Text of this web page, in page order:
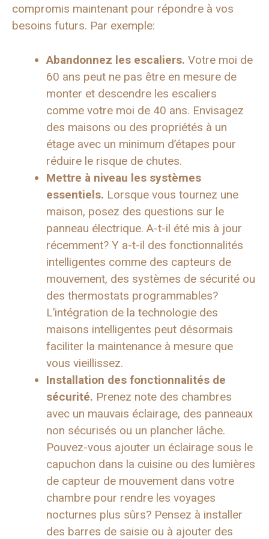
compromis maintenant pour répondre à vos
besoins futurs. Par exemple:
Abandonnez les escaliers. Votre moi de
60 ans peut ne pas être en mesure de
monter et descendre les escaliers
comme votre moi de 40 ans. Envisagez
des maisons ou des propriétés à un
étage avec un minimum d’étapes pour
réduire le risque de chutes.
Mettre à niveau les systèmes
essentiels. Lorsque vous tournez une
maison, posez des questions sur le
panneau électrique. A-t-il été mis à jour
récemment? Y a-t-il des fonctionnalités
intelligentes comme des capteurs de
mouvement, des systèmes de sécurité ou
des thermostats programmables?
L’intégration de la technologie des
maisons intelligentes peut désormais
faciliter la maintenance à mesure que
vous vieillissez.
Installation des fonctionnalités de
sécurité. Prenez note des chambres
avec un mauvais éclairage, des panneaux
non sécurisés ou un plancher lâche.
Pouvez-vous ajouter un éclairage sous le
capuchon dans la cuisine ou des lumières
de capteur de mouvement dans votre
chambre pour rendre les voyages
nocturnes plus sûrs? Pensez à installer
des barres de saisie ou à ajouter des